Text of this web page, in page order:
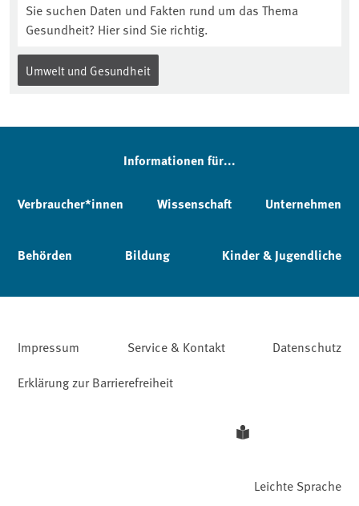
Sie suchen Daten und Fakten rund um das Thema
Gesundheit? Hier sind Sie richtig.
Umwelt und Gesundheit
Informationen für...
Verbraucher*innen Wissenschaft Unternehmen
Behörden Bildung Kinder & Jugendliche
Impressum Service & Kontakt
Datenschutz
Erklärung zur Barrierefreiheit
Leichte Sprache